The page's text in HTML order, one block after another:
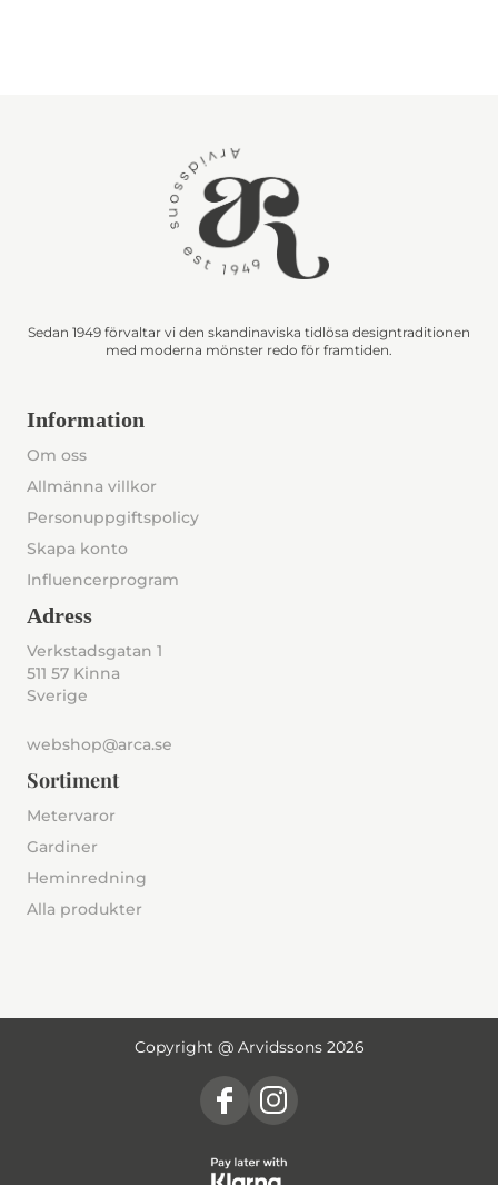
Sedan 1949 förvaltar vi den skandinaviska tidlösa designtraditionen
med moderna mönster redo för framtiden.
Information
Om oss
Allmänna villkor
Personuppgiftspolicy
Skapa konto
Influencerprogram
Adress
Verkstadsgatan 1
511 57 Kinna
Sverige
webshop@arca.se
Sortiment
Metervaror
Gardiner
Heminredning
Alla produkter
Copyright @ Arvidssons 2026